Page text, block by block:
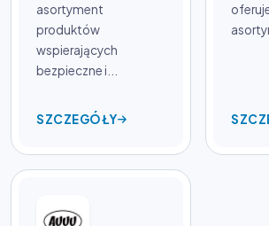
asortyment
produktów
wspierających
bezpieczne i...
SZCZEGÓŁY